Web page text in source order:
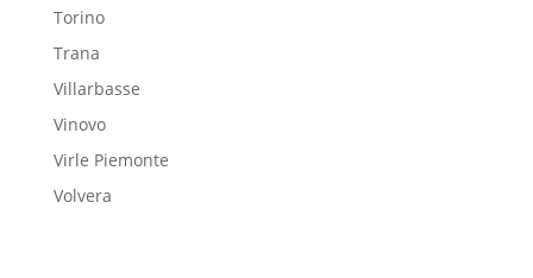
Torino
Trana
Villarbasse
Vinovo
Virle Piemonte
Volvera